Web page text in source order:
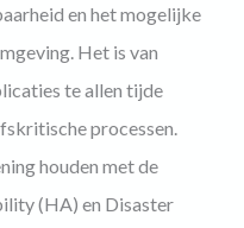
en het mogelijke
Het is van
te allen tijde
processen.
houden met de
(HA) en Disaster